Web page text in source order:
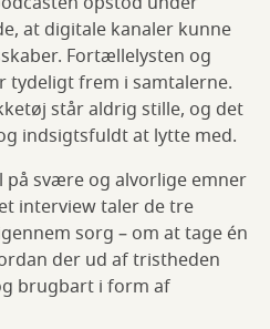
at digitale kanaler kunne
Fortællelysten og
frem i samtalerne.
står aldrig stille, og det
indsigtsfuldt at lytte med.
svære og alvorlige emner
interview taler de tre
sorg – om at tage én
der ud af tristheden
brugbart i form af